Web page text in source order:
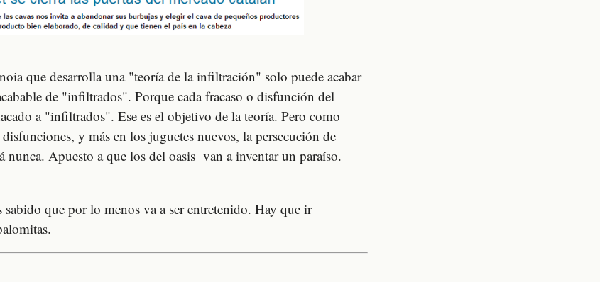
que desarrolla una "teoría de la infiltración" solo puede acabar
de "infiltrados". Porque cada fracaso o disfunción del
a "infiltrados". Ese es el objetivo de la teoría. Pero como
y más en los juguetes nuevos, la persecución de
nunca. Apuesto a que los del oasis van a inventar un paraíso.
sabido que por lo menos va a ser entretenido. Hay que ir